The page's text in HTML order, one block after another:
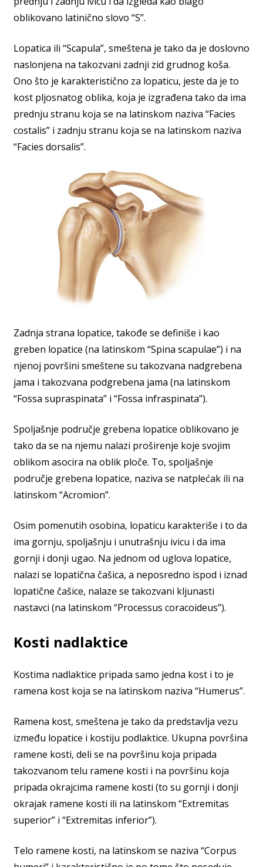
oblikovano latinično slovo “S”.
Lopatica ili “Scapula”, smeštena je tako da je doslovno
naslonjena na takozvani zadnji zid grudnog koša.
Ono što je karakteristično za lopaticu, jeste da je to
kost pljosnatog oblika, koja je izgrađena tako da ima
prednju stranu koja se na latinskom naziva “Facies
costalis” i zadnju stranu koja se na latinskom naziva
“Facies dorsalis”.
Zadnja strana lopatice, takođe se definiše i kao
greben lopatice (na latinskom “Spina scapulae”) i na
njenoj površini smeštene su takozvana nadgrebena
jama i takozvana podgrebena jama (na latinskom
“Fossa supraspinata” i “Fossa infraspinata”).
Spoljašnje područje grebena lopatice oblikovano je
tako da se na njemu nalazi proširenje koje svojim
oblikom asocira na oblik ploče. To, spoljašnje
područje grebena lopatice, naziva se natplećak ili na
latinskom “Acromion”.
Osim pomenutih osobina, lopaticu karakteriše i to da
ima gornju, spoljašnju i unutrašnju ivicu i da ima
gornji i donji ugao. Na jednom od uglova lopatice,
nalazi se lopatična čašica, a neposredno ispod i iznad
lopatične čašice, nalaze se takozvani kljunasti
nastavci (na latinskom “Processus coracoideus”).
Kosti nadlaktice
Kostima nadlaktice pripada samo jedna kost i to je
ramena kost koja se na latinskom naziva “Humerus”.
Ramena kost, smeštena je tako da predstavlja vezu
između lopatice i kostiju podlaktice. Ukupna površina
ramene kosti, deli se na površinu koja pripada
takozvanom telu ramene kosti i na površinu koja
pripada okrajcima ramene kosti (to su gornji i donji
okrajak ramene kosti ili na latinskom “Extremitas
superior” i “Extremitas inferior”).
Telo ramene kosti, na latinskom se naziva “Corpus